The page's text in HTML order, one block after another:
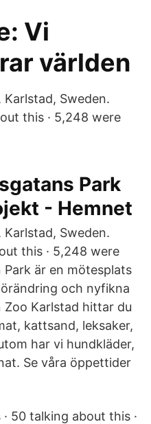
Vi
världen
Sweden.
this · 5,248 were
Park
- Hemnet
Sweden.
this · 5,248 were
är en mötesplats
och nyfikna
Zoo Karlstad hittar du
kattsand, leksaker,
har vi hundkläder,
Se våra öppettider
· 50 talking about this ·